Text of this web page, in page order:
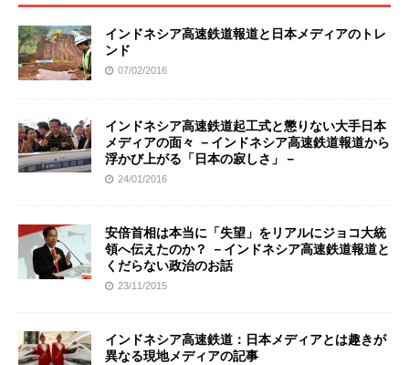
インドネシア高速鉄道報道と日本メディアのトレ
ンド
07/02/2016
インドネシア高速鉄道起工式と懲りない大手日本
メディアの面々 －インドネシア高速鉄道報道から
浮かび上がる「日本の寂しさ」－
24/01/2016
安倍首相は本当に「失望」をリアルにジョコ大統
領へ伝えたのか？ －インドネシア高速鉄道報道と
くだらない政治のお話
23/11/2015
インドネシア高速鉄道：日本メディアとは趣きが
異なる現地メディアの記事